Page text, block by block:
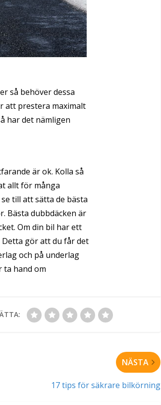
så behöver dessa
att prestera maximalt
har det nämligen
är ok. Kolla så
allt för många
till att sätta de bästa
Bästa dubbdäcken är
Om din bil har ett
Detta gör att du får det
och på underlag
ta hand om
NÄSTA
17 tips för säkrare bilkörning